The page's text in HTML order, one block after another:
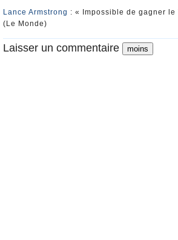
Lance Armstrong : « Impossible de gagner le
(Le Monde)
Laisser un commentaire